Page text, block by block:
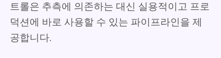
트롤은 추측에 의존하는 대신 실용적이고 프로
덕션에 바로 사용할 수 있는 파이프라인을 제
공합니다.